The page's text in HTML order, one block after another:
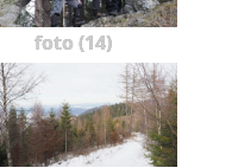
foto (14)